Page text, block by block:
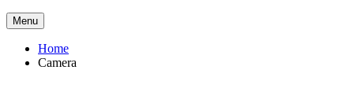
Menu
Home
Camera